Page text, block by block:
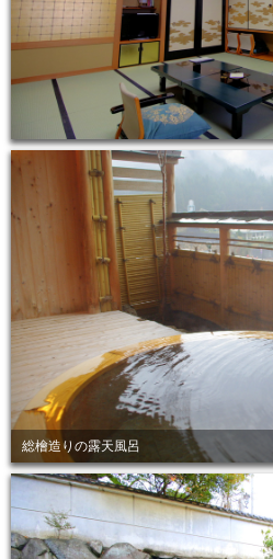
総檜造りの露天風呂